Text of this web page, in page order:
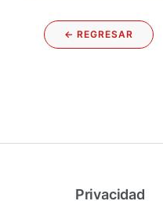
← REGRESAR
Privacidad